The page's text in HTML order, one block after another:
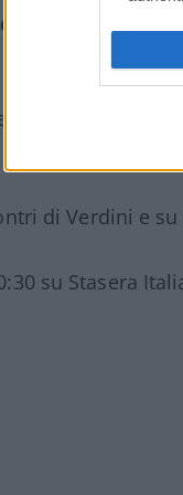
a
di Verdini e
su Stasera